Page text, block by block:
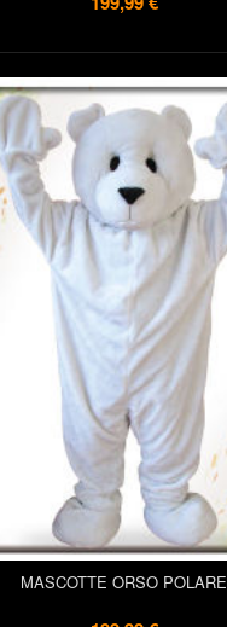
MASCOTTE ORSO POLARE